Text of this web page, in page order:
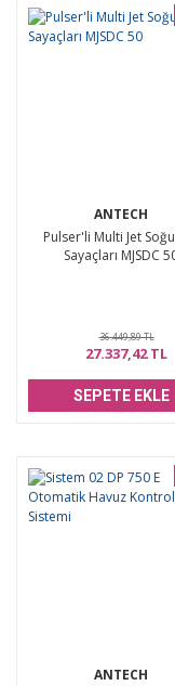
ANTECH
Pulser'li Multi Jet
Sayaçları MJSDC
36.449,89 TL
27.337,42 TL
SEPETE EKLE
ANTECH